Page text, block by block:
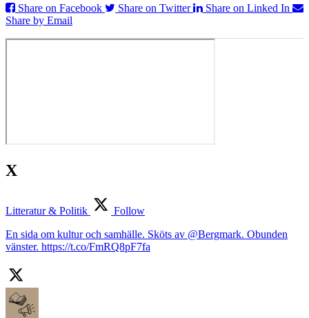
Share on Facebook
Share on Twitter
Share on Linked In
Share by Email
X
Litteratur & Politik
Follow
En sida om kultur och samhälle. Sköts av @Bergmark. Obunden
vänster. https://t.co/FmRQ8pF7fa